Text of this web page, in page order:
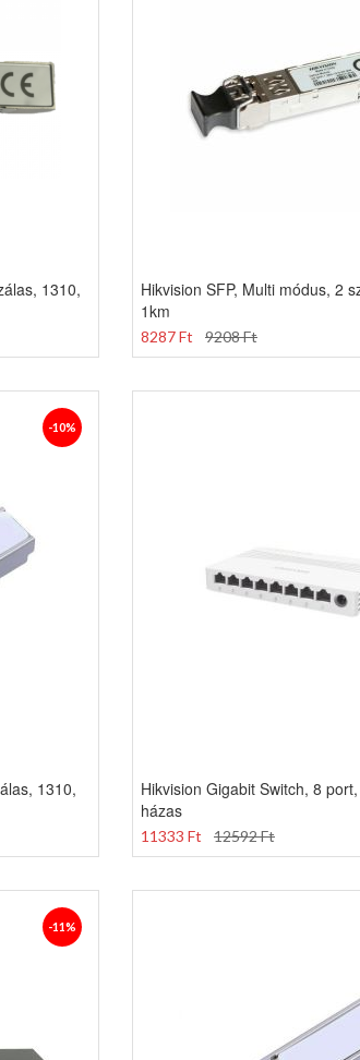
1310,
Hikvision SFP, Multi módus, 2
1km
8287 Ft 9208 Ft
-10%
1310,
Hikvision Gigabit Switch, 8
házas
11333 Ft 12592 Ft
-11%